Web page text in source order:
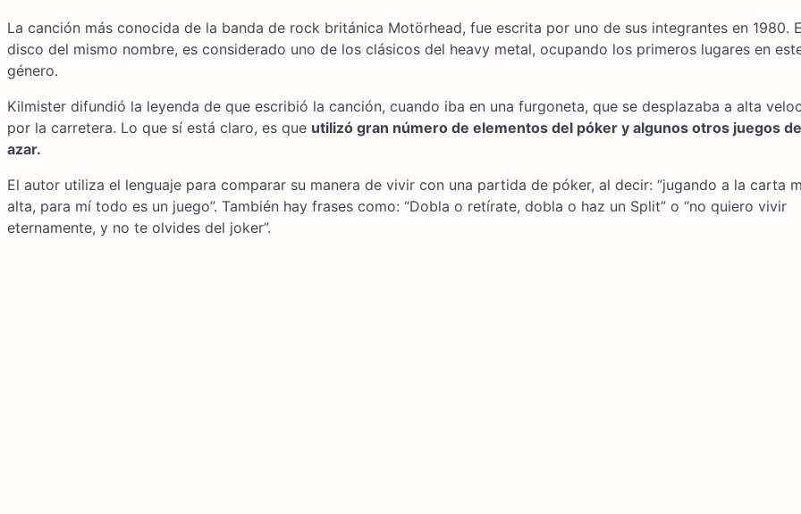
La canción más conocida de la banda de rock británica Motörhead, fue escrita por uno de sus integrantes en 1980.
disco del mismo nombre, es considerado uno de los clásicos del heavy metal, ocupando los primeros lugares en
género.
Kilmister difundió la leyenda de que escribió la canción, cuando iba en una furgoneta, que se desplazaba a alta
por la carretera. Lo que sí está claro, es que utilizó gran número de elementos del póker y algunos otros juegos de
azar.
El autor utiliza el lenguaje para comparar su manera de vivir con una partida de póker, al decir: “jugando a la carta
alta, para mí todo es un juego”. También hay frases como: “Dobla o retírate, dobla o haz un Split” o “no quiero vivir
eternamente, y no te olvides del joker”.